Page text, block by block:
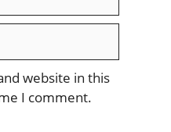
website in this
I comment.